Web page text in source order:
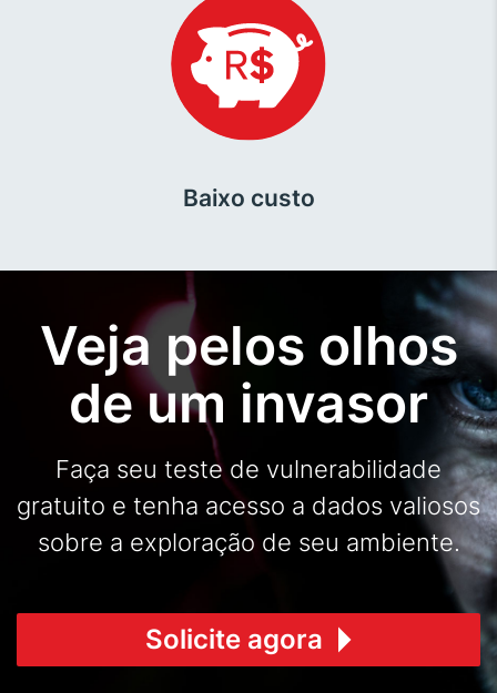
Baixo custo
Veja pelos olhos
de um invasor
Faça seu teste de vulnerabilidade
gratuito e tenha acesso a dados valiosos
sobre a exploração de seu ambiente.
Solicite agora